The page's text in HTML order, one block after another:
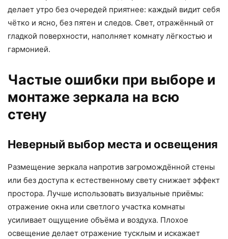
делает утро без очередей приятнее: каждый видит себя
чётко и ясно, без пятен и следов. Свет, отражённый от
гладкой поверхности, наполняет комнату лёгкостью и
гармонией.
Частые ошибки при выборе и
монтаже зеркала на всю
стену
Неверный выбор места и освещения
Размещение зеркала напротив загромождённой стены
или без доступа к естественному свету снижает эффект
простора. Лучше использовать визуальные приёмы:
отражение окна или светлого участка комнаты
усиливает ощущение объёма и воздуха. Плохое
освещение делает отражение тусклым и искажает